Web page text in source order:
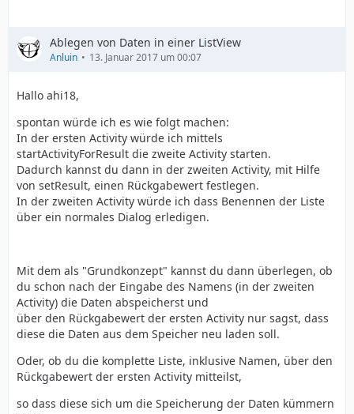
Ablegen von Daten in einer ListView
Anluin 13. Januar 2017 um 00:07
Hallo ahi18,
spontan würde ich es wie folgt machen:
In der ersten Activity würde ich mittels
startActivityForResult die zweite Activity starten.
Dadurch kannst du dann in der zweiten Activity, mit Hilfe
von setResult, einen Rückgabewert festlegen.
In der zweiten Activity würde ich dass Benennen der Liste
über ein normales Dialog erledigen.
Mit dem als "Grundkonzept" kannst du dann überlegen, ob
du schon nach der Eingabe des Namens (in der zweiten
Activity) die Daten abspeicherst und
über den Rückgabewert der ersten Activity nur sagst, dass
diese die Daten aus dem Speicher neu laden soll.
Oder, ob du die komplette Liste, inklusive Namen, über den
Rückgabewert der ersten Activity mitteilst,
so dass diese sich um die Speicherung der Daten kümmern